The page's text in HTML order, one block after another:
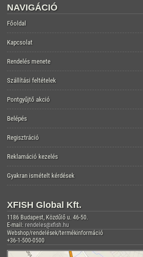
NAVIGÁCIÓ
Főoldal
Kapcsolat
Rendelés menete
Szállítási feltételek
Pontgyűjtő akció
Belépés
Regisztráció
Reklamáció kezelés
Gyakran ismételt kérdések
XFISH Global Kft.
1186 Budapest, Közdűlő u. 46-50.
E-mail: rendeles@xfish.hu
Webshop/rendelések/termékinformáció
+36-1-500-0500